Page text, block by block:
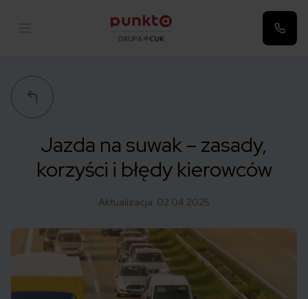
Jazda na suwak – zasady,
korzyści i błędy kierowców
Aktualizacja: 02.04.2025